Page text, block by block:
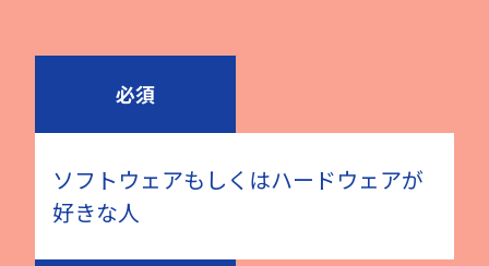
必須
ソフトウェアもしくはハードウェアが
好きな人